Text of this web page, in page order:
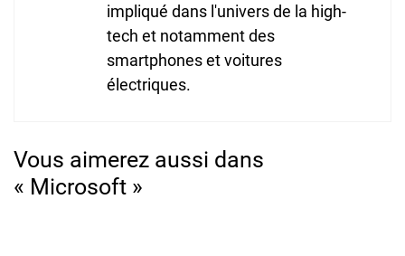
impliqué dans l'univers de la high-
tech et notamment des
smartphones et voitures
électriques.
Vous aimerez aussi dans
« Microsoft »